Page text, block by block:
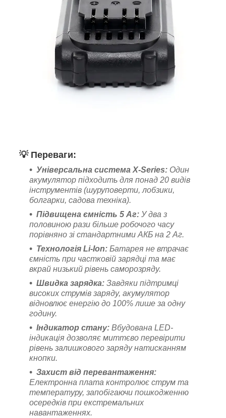
💡 Переваги:
Універсальна система X-Series: Один
акумулятор підходить для понад 20 видів
інструментів (шуруповерти, лобзики,
болгарки, садова техніка).
Підвищена ємність 5 Аг: У два з
половиною рази більше робочого часу
порівняно зі стандартними АКБ на 2 Аг.
Технологія Li-Ion: Батарея не втрачає
ємність при частковій зарядці та має
вкрай низький рівень саморозряду.
Швидка зарядка: Завдяки підтримці
високих струмів заряду, акумулятор
відновлює енергію до 100% лише за одну
годину.
Індикатор стану: Вбудована LED-
індикація дозволяє миттєво перевірити
рівень залишкового заряду натисканням
кнопки.
Захист від перевантаження:
Електронна плата контролює струм та
температуру, запобігаючи пошкодженню
осередків при екстремальних
навантаженнях.